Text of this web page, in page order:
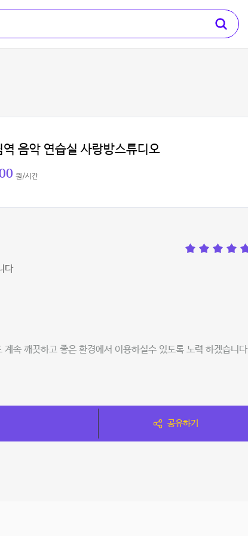
역 음악 연습실 사랑방스튜디오
원/시간
다
속 깨끗하고 좋은 환경에서 이용하실수 있도록 노력 하겠습니다
공유하기